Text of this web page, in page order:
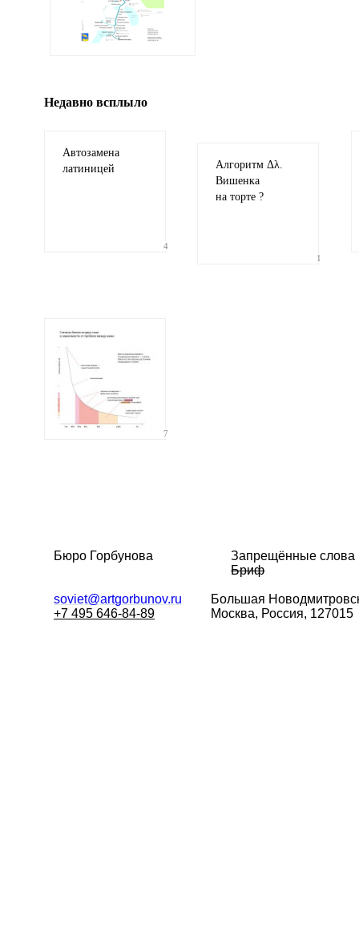
Иллюстрация
Недавно всплыло
Автозамена
латиницей
4
Алгоритм Δλ.
Вишенка
на торте ?
1
7
Бюро Горбунова
Запрещённые слова
Бриф
soviet@artgorbunov.ru
+7 495 646-84-89
Большая
Москва, Россия, 127015